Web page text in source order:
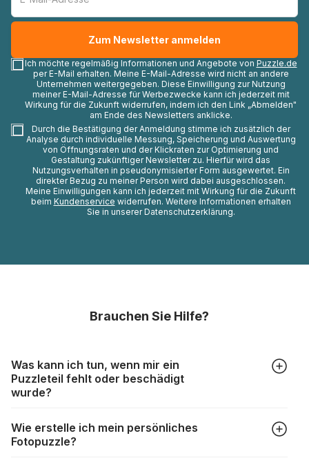
Ich möchte regelmäßig Informationen und Angebote von Puzzle.de
per E-Mail erhalten. Meine E-Mail-Adresse wird nicht an andere
Unternehmen weitergegeben. Diese Einwilligung zur Nutzung
meiner E-Mail-Adresse für Werbezwecke kann ich jederzeit mit
Wirkung für die Zukunft widerrufen, indem ich den Link „Abmelden"
am Ende des Newsletters anklicke.
Durch die Bestätigung der Anmeldung stimme ich zusätzlich der
Analyse durch individuelle Messung, Speicherung und Auswertung
von Öffnungsraten und der Klickraten zur Optimierung und
Gestaltung zukünftiger Newsletter zu. Hierfür wird das
Nutzungsverhalten in pseudonymisierter Form ausgewertet. Ein
direkter Bezug zu meiner Person wird dabei ausgeschlossen.
Meine Einwilligungen kann ich jederzeit mit Wirkung für die Zukunft
beim Kundenservice widerrufen. Weitere Informationen erhalten
Sie in unserer Datenschutzerklärung.
Brauchen Sie Hilfe?
Was kann ich tun, wenn mir ein
Puzzleteil fehlt oder beschädigt
wurde?
aber trotzdem kann es vorkommen, dass Teile beschädigt
werden oder verloren gehen. Mit solchen Fällen gehen
Wie erstelle ich mein persönliches
Fotopuzzle?